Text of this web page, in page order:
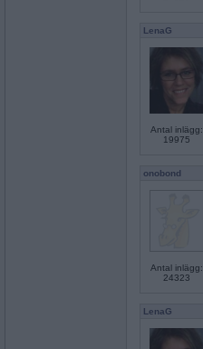
LenaG
Antal inlägg:
19975
onobond
Antal inlägg:
24323
LenaG